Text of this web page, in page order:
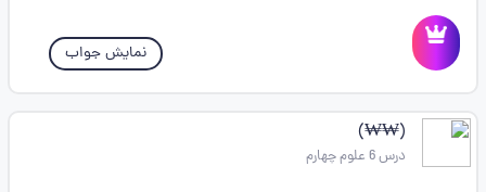
نمایش جواب
(₩₩)
درس 6 علوم چهارم